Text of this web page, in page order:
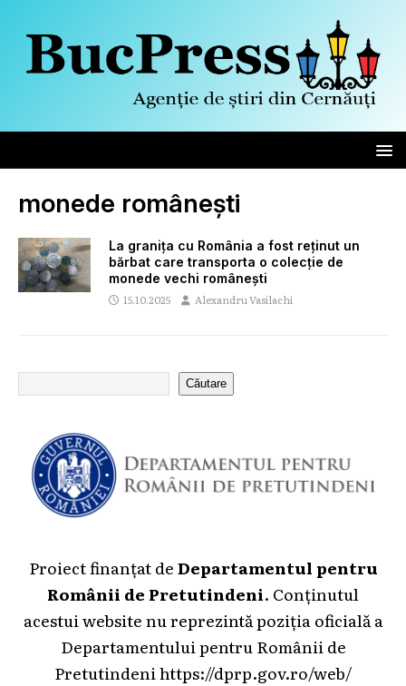
monede românești
La granița cu România a fost reținut un
bărbat care transporta o colecție de
monede vechi românești
15.10.2025 Alexandru Vasilachi
Căutare
Proiect finanțat deDepartamentul pentru
Românii de Pretutindeni. Conținutul
acestui website nu reprezintă poziția oficială a
Departamentului pentru Românii de
Pretutindeni https://dprp.gov.ro/web/